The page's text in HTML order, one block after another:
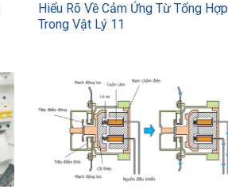
Hiểu Rõ Về Cảm Ứng Từ Tổng Hợp
Trong Vật Lý 11